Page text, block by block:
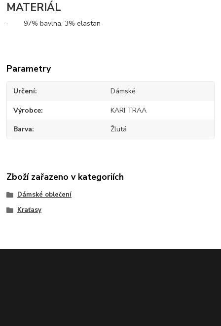
MATERIÁL
· 97% bavlna, 3% elastan
Parametry
Určení Dámské
Výrobce KARI TRAA
Barva Žlutá
Zboží zařazeno v kategoriích
Dámské oblečení
Kraťasy